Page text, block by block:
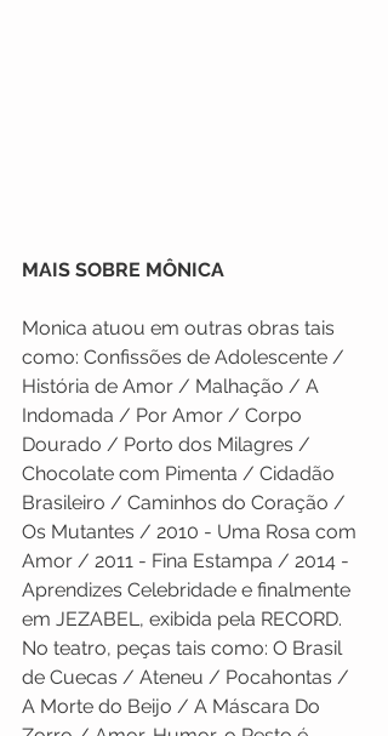
MAIS SOBRE MÔNICA
Monica atuou em outras obras tais
como: Confissões de Adolescente /
História de Amor / Malhação / A
Indomada / Por Amor / Corpo
Dourado / Porto dos Milagres /
Chocolate com Pimenta / Cidadão
Brasileiro / Caminhos do Coração /
Os Mutantes / 2010 - Uma Rosa com
Amor / 2011 - Fina Estampa / 2014 -
Aprendizes Celebridade e finalmente
em JEZABEL, exibida pela RECORD.
No teatro, peças tais como: O Brasil
de Cuecas / Ateneu / Pocahontas /
A Morte do Beijo / A Máscara Do